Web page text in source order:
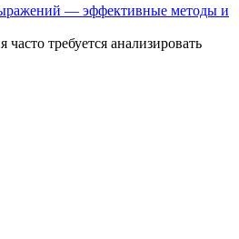
— эффективные методы и
требуется анализировать